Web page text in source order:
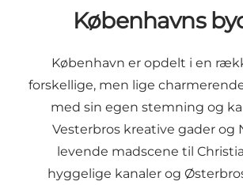
Københavns
København er opdelt i en
forskellige, men lige
med sin egen stemning og
Vesterbros kreative gader og
levende madscene til
hyggelige kanaler og